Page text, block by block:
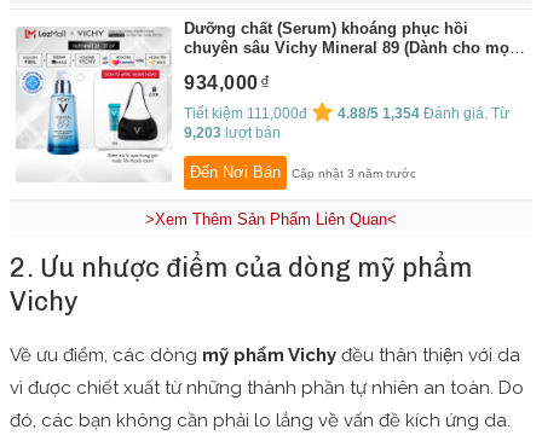
Dưỡng chất (Serum) khoáng phục hồi
chuyên sâu Vichy Mineral 89 (Dành cho mọi
934,000
Tiết kiệm 111,000đ 4.88/5 1,354 Đánh giá. Từ
9,203 lượt bán
Đến Nơi Bán Cập nhật 3 năm trước
>Xem Thêm Sản Phẩm Liên Quan<
2. Ưu nhược điểm của dòng mỹ phẩm
Vichy
Về ưu điểm, các dòng mỹ phẩm Vichy đều thân thiện với da
vì được chiết xuất từ những thành phần tự nhiên an toàn. Do
đó, các bạn không cần phải lo lắng về vấn đề kích ứng da.